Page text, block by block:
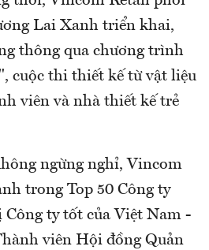
Lai Xanh triển khai,
thông qua chương trình
cuộc thi thiết kế từ vật liệu
viên và nhà thiết kế trẻ
ngừng nghỉ, Vincom
trong Top 50 Công ty
ty tốt của Việt Nam -
viên Hội đồng Quản